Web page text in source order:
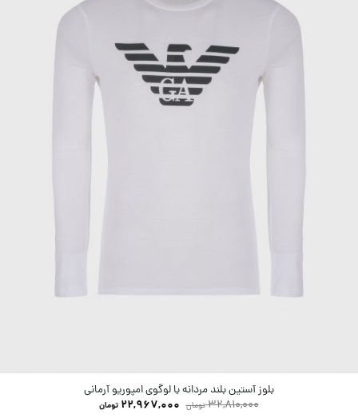
بلوز آستین بلند مردانه با لوگوی امپوریو آرمانی
32,810,000 تومان 22,967,000 تومان